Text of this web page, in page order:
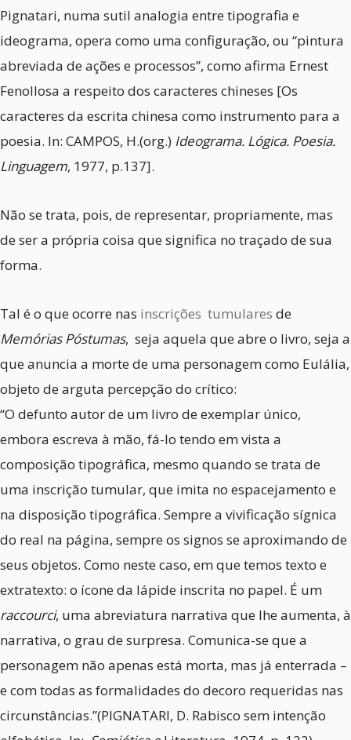
Pignatari, numa sutil analogia entre tipografia e
ideograma, opera como uma configuração, ou “pintura
abreviada de ações e processos”, como afirma Ernest
Fenollosa a respeito dos caracteres chineses [Os
caracteres da escrita chinesa como instrumento para a
poesia. In: CAMPOS, H.(org.) Ideograma. Lógica. Poesia.
Linguagem, 1977, p.137].
Não se trata, pois, de representar, propriamente, mas
de ser a própria coisa que significa no traçado de sua
forma.
Tal é o que ocorre nas inscrições tumulares de
Memórias Póstumas, seja aquela que abre o livro, seja a
que anuncia a morte de uma personagem como Eulália,
objeto de arguta percepção do crítico:
“O defunto autor de um livro de exemplar único,
embora escreva à mão, fá-lo tendo em vista a
composição tipográfica, mesmo quando se trata de
uma inscrição tumular, que imita no espacejamento e
na disposição tipográfica. Sempre a vivificação sígnica
do real na página, sempre os signos se aproximando de
seus objetos. Como neste caso, em que temos texto e
extratexto: o ícone da lápide inscrita no papel. É um
raccourci, uma abreviatura narrativa que lhe aumenta, à
narrativa, o grau de surpresa. Comunica-se que a
personagem não apenas está morta, mas já enterrada –
e com todas as formalidades do decoro requeridas nas
circunstâncias.”(PIGNATARI, D. Rabisco sem intenção